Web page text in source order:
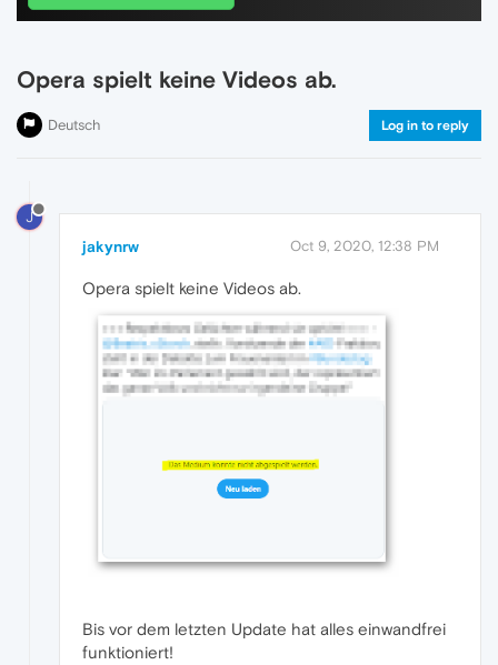
Opera spielt keine Videos ab.
Deutsch Log in to reply
J
jakynrw Oct 9, 2020, 12:38 PM
Opera spielt keine Videos ab.
Bis vor dem letzten Update hat alles einwandfrei
funktioniert!